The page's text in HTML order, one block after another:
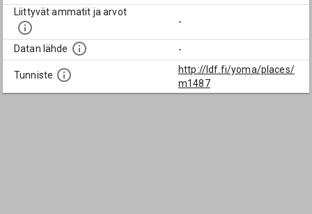
Liittyvät ammatit ja arvot
-
Datan lähde -
Tunniste
http://ldf.fi/yoma/places/
m1487